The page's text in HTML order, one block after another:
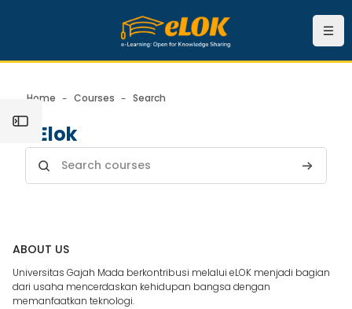
Open the sidebar
Home Courses Search
Elok
Search courses Search
ABOUT US
Universitas Gajah Mada berkontribusi melalui eLOK menjadi bagian
dari usaha mencerdaskan kehidupan bangsa dengan
memanfaatkan teknologi.